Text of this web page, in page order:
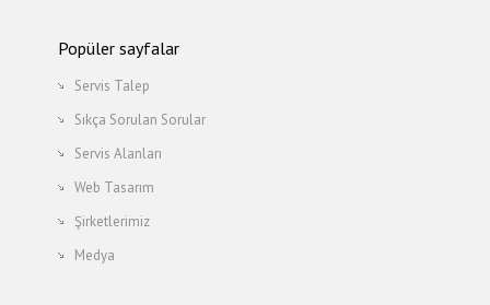
Popüler sayfalar
Servis Talep
Sıkça Sorulan Sorular
Servis Alanları
Web Tasarım
Şirketlerimiz
Medya